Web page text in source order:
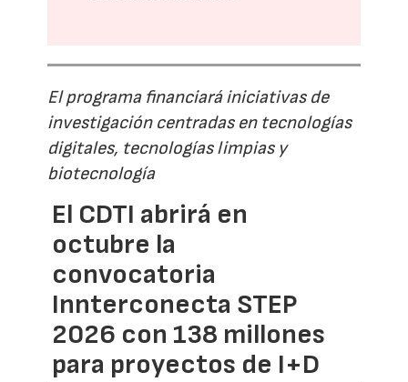
El programa financiará iniciativas de
investigación centradas en tecnologías
digitales, tecnologías limpias y
biotecnología
El CDTI abrirá en
octubre la
convocatoria
Innterconecta STEP
2026 con 138 millones
para proyectos de I+D